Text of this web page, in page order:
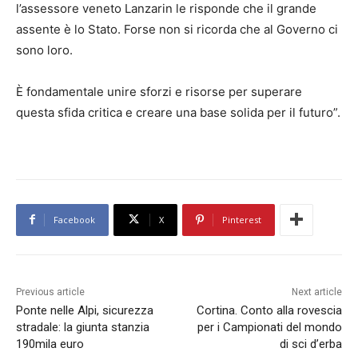
l’assessore veneto Lanzarin le risponde che il grande
assente è lo Stato. Forse non si ricorda che al Governo ci
sono loro.
È fondamentale unire sforzi e risorse per superare
questa sfida critica e creare una base solida per il futuro”.
Facebook X Pinterest
Previous article
Ponte nelle Alpi, sicurezza
stradale: la giunta stanzia
190mila euro
Next article
Cortina. Conto alla rovescia
per i Campionati del mondo
di sci d’erba